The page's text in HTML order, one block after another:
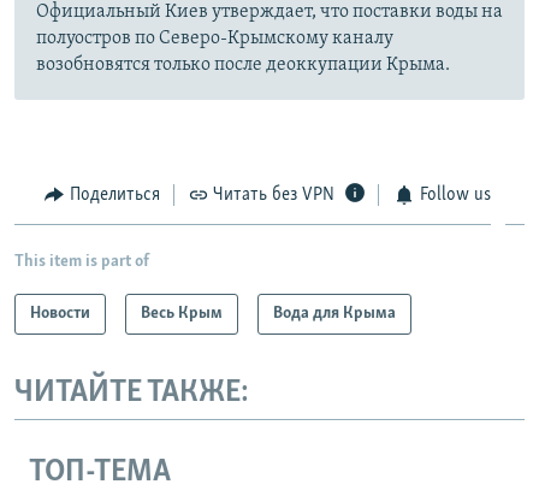
Официальный Киев утверждает, что поставки воды на
полуостров по Северо-Крымскому каналу
возобновятся только после деоккупации Крыма.
Поделиться Читать без VPN Follow us
This item is part of
Новости Весь Крым Вода для Крыма
ЧИТАЙТЕ ТАКЖЕ:
ТОП-ТЕМА